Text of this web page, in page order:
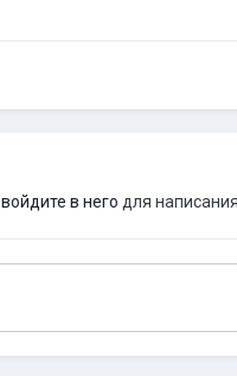
войдите в него для